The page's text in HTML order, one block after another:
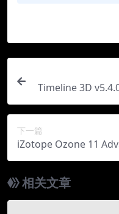
Timeline 3D
下一篇
iZotope Ozone 11
工具)v11.1.0直装版
相关文章